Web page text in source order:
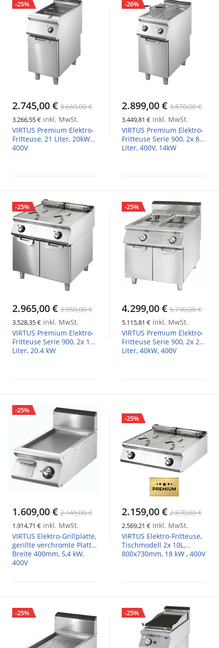
-25%
2.745,00 € 3.660,00 €
3.266,55 € inkl. MwSt.
VIRTUS Premium Elektro-
Fritteuse, 21 Liter, 20kW
400V
-26%
2.899,00 € 3.870,00 €
3.449,81 € inkl. MwSt.
VIRTUS Premium Elektro-
Fritteuse Serie 900, 2x 8
Liter, 400V, 14kW
-25%
2.965,00 € 3.950,00 €
3.528,35 € inkl. MwSt.
VIRTUS Premium Elektro-
Fritteuse Serie 900, 2x 15
Liter, 20.4 kW
-25%
4.299,00 € 5.730,00 €
5.115,81 € inkl. MwSt.
VIRTUS Premium Elektro-
Fritteuse Serie 900, 2x 21
Liter, 40kW, 400V
-25%
1.609,00 € 2.145,00 €
1.914,71 € inkl. MwSt.
VIRTUS Elektro-Grillplatte,
gerillte verchromte Platte,
Breite 400mm, 5,4 kW,
400V
-25%
2.159,00 € 2.870,00 €
2.569,21 € inkl. MwSt.
VIRTUS Elektro-Fritteuse,
Tischmodell 2x 10L,
800x730mm, 18 kW , 400V
-25% -25%